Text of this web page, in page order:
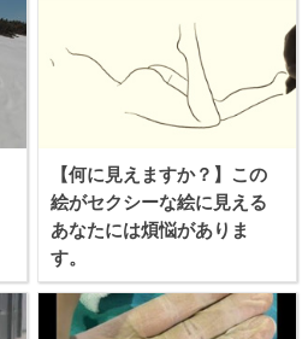
【何に見えますか？】この
絵がセクシーな絵に見える
あなたには煩悩がありま
す。